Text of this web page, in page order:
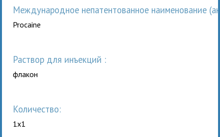
Международное непатентованное наименование
Procaine
раствор для инъекций :
флакон
Количество:
1x1